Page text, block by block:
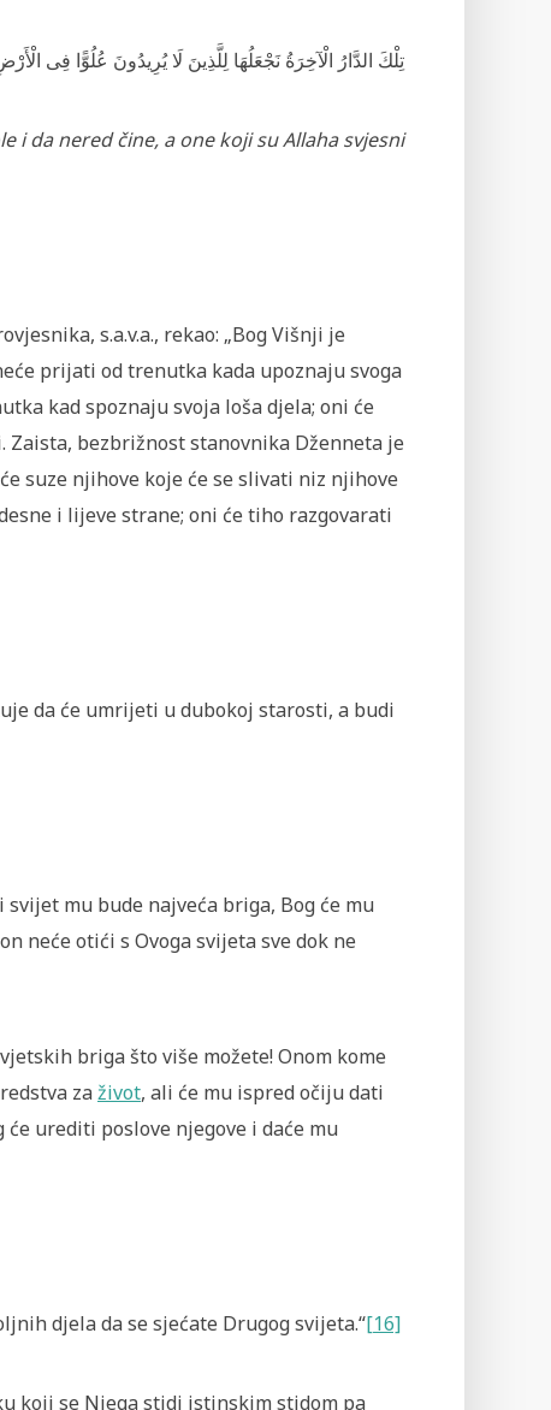
تِلْكَ الدَّارُ الْآخِرَةُ نَجْعَلُهَا لِلَّذِينَ لَا يُرِيدُونَ عُلُوًّا فِى
i da nered čine, a one koji su Allaha svjesni
s.a.v.a., rekao: „Bog Višnji je
prijati od trenutka kada upoznaju svoga
kad spoznaju svoja loša djela; oni će
bezbrižnost stanovnika Dženneta je
suze njihove koje će se slivati niz njihove
i lijeve strane; oni će tiho razgovarati
da će umrijeti u dubokoj starosti, a budi
svijet mu bude najveća briga, Bog će mu
neće otići s Ovoga svijeta sve dok ne
briga što više možete! Onom kome
zaživot, ali će mu ispred očiju dati
urediti poslove njegove i daće mu
djela da se sjećate Drugog svijeta.“[16]
koji se Njega stidi istinskim stidom pa